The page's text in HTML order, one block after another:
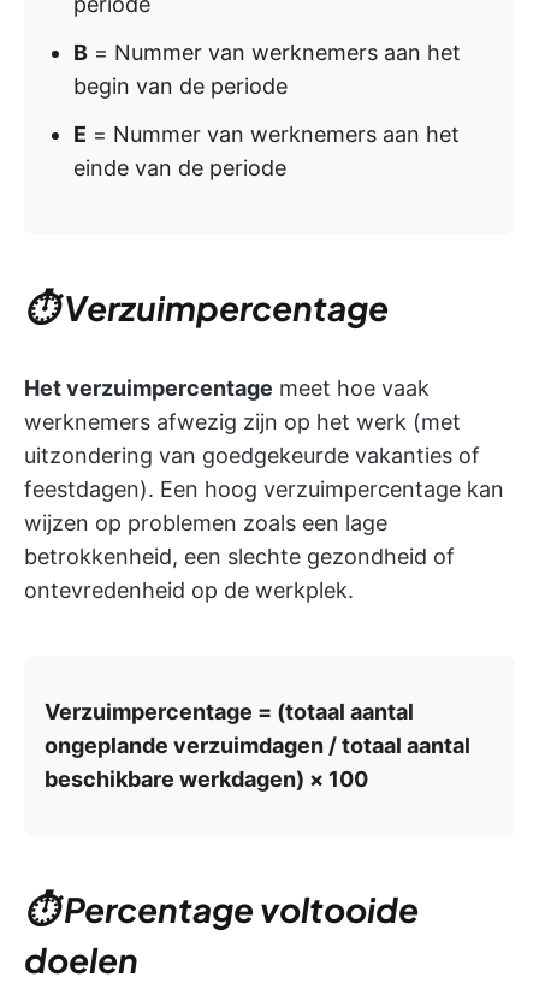
B = Nummer van werknemers aan het
begin van de periode
E = Nummer van werknemers aan het
einde van de periode
⏱️ Verzuimpercentage
Het verzuimpercentage meet hoe vaak
werknemers afwezig zijn op het werk (met
uitzondering van goedgekeurde vakanties of
feestdagen). Een hoog verzuimpercentage kan
wijzen op problemen zoals een lage
betrokkenheid, een slechte gezondheid of
ontevredenheid op de werkplek.
Verzuimpercentage = (totaal aantal
ongeplande verzuimdagen / totaal aantal
beschikbare werkdagen) × 100
⏱️ Percentage voltooide
doelen